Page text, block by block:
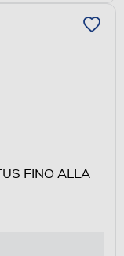
FINO ALLA